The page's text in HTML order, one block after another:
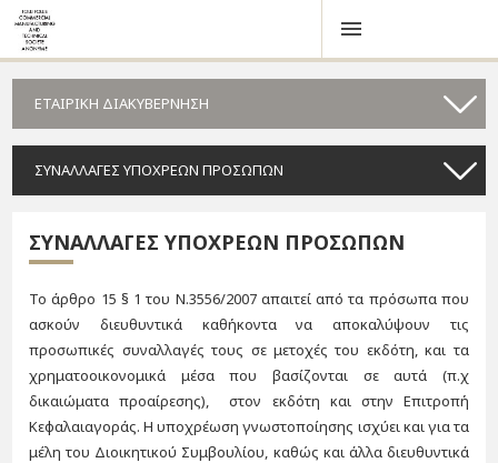
ΕΤΑΙΡΙΚΗ ΔΙΑΚΥΒΕΡΝΗΣΗ
ΣΥΝΑΛΛΑΓΕΣ ΥΠΟΧΡΕΩΝ ΠΡΟΣΩΠΩΝ
ΣΥΝΑΛΛΑΓΕΣ ΥΠΟΧΡΕΩΝ ΠΡΟΣΩΠΩΝ
Το άρθρο 15 § 1 του Ν.3556/2007 απαιτεί από τα πρόσωπα που
ασκούν διευθυντικά καθήκοντα να αποκαλύψουν τις
προσωπικές συναλλαγές τους σε μετοχές του εκδότη, και τα
χρηματοοικονομικά μέσα που βασίζονται σε αυτά (π.χ
δικαιώματα προαίρεσης), στον εκδότη και στην Επιτροπή
Κεφαλαιαγοράς. Η υποχρέωση γνωστοποίησης ισχύει και για τα
μέλη του Διοικητικού Συμβουλίου, καθώς και άλλα διευθυντικά